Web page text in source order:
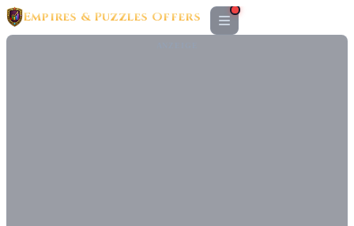
Empires & Puzzles Offers